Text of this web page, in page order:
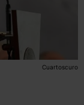
Cuartoscuro